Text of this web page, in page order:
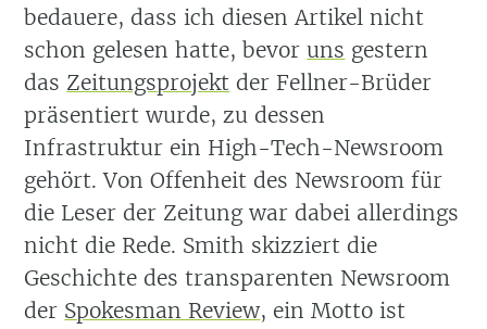
bedauere, dass ich diesen Artikel nicht
schon gelesen hatte, bevoruns gestern
das Zeitungsprojekt der Fellner-Brüder
präsentiert wurde, zu dessen
Infrastruktur ein High-Tech-Newsroom
gehört. Von Offenheit des Newsroom für
die Leser der Zeitung war dabei allerdings
nicht die Rede. Smith skizziert die
Geschichte des transparenten Newsroom
der Spokesman Review, ein Motto ist